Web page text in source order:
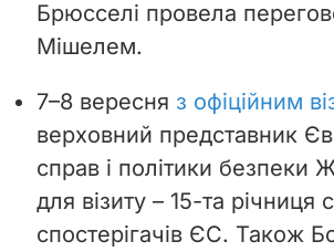
Брюсселі провела
Мішелем.
7–8 вересня з офіційним
верховний представник
справ і політики безпеки
для візиту – 15-та річниця
спостерігачів ЄС. Також